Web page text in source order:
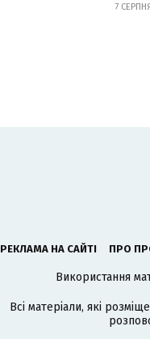
7
РЕКЛАМА НА САЙТІ ПРО
Використання
Всі матеріали, які